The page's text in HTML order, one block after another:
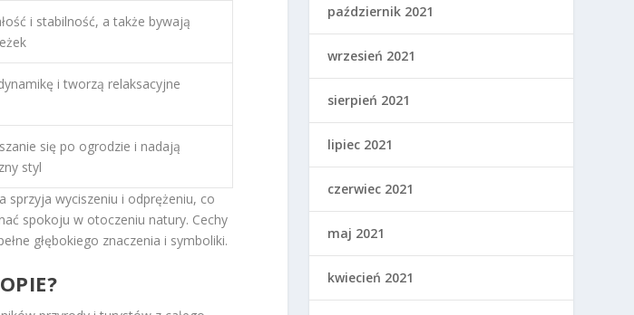
i stabilność, a także bywają
i tworzą relaksacyjne
się po ogrodzie i nadają
styl
wyciszeniu i odprężeniu, co
spokoju w otoczeniu natury. Cechy
głębokiego znaczenia i symboliki.
październik 2021
wrzesień 2021
sierpień 2021
lipiec 2021
czerwiec 2021
maj 2021
kwiecień 2021